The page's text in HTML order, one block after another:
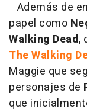
Además de
papel como
Walking Dead,
The Walking
Maggie que
personajes de
que